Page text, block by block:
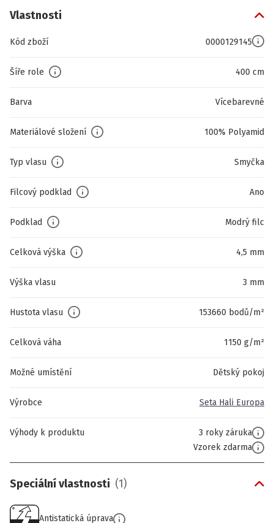
Vlastnosti
Kód zboží 0000129145
Šíře role 400 cm
Barva Vícebarevné
Materiálové složení 100% Polyamid
Typ vlasu Smyčka
Filcový podklad Ano
Podklad Modrý filc
Celková výška 4,5 mm
Výška vlasu 3 mm
Hustota vlasu 153660 bodů/m²
Celková váha 1150 g/m²
Možné umístění Dětský pokoj
Výrobce Seta Hali Europa
Výhody k produktu
3 roky záruka
Vzorek zdarma
Speciální vlastnosti (1)
Antistatická úprava